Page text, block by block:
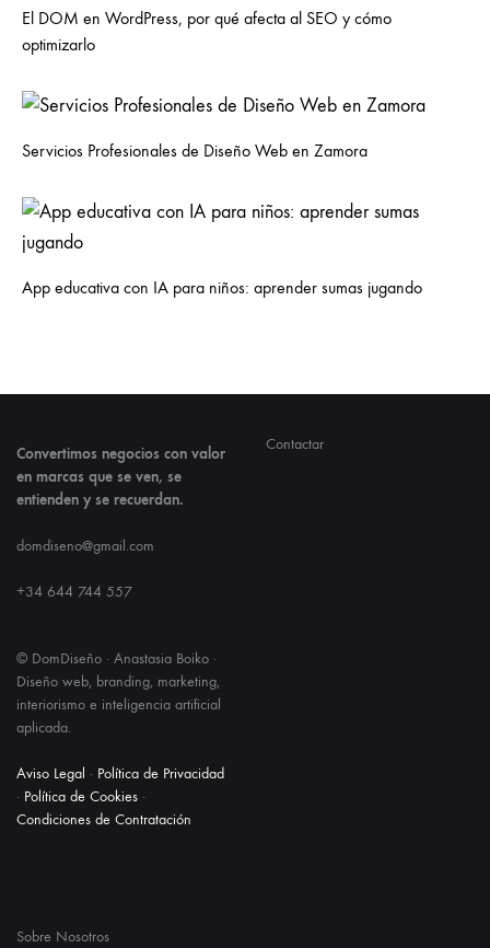
El DOM en WordPress, por qué afecta al SEO y cómo
optimizarlo
Servicios Profesionales de Diseño Web en Zamora
App educativa con IA para niños: aprender sumas jugando
Convertimos negocios con valor
en marcas que se ven, se
entienden y se recuerdan.
domdiseno@gmail.com
+34 644 744 557
© DomDiseño · Anastasia Boiko ·
Diseño web, branding, marketing,
interiorismo e inteligencia artificial
aplicada.
Aviso Legal · Política de Privacidad
· Política de Cookies ·
Condiciones de Contratación
Contactar
Sobre Nosotros